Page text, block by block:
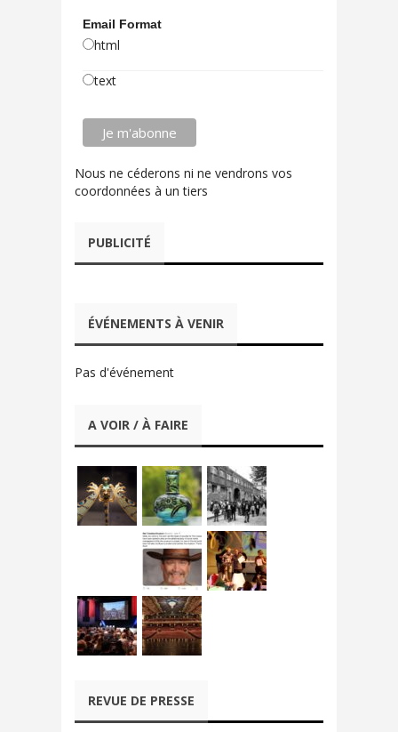
Email Format
html
text
Nous ne céderons ni ne vendrons vos
coordonnées à un tiers
PUBLICITÉ
ÉVÉNEMENTS À VENIR
Pas d'événement
A VOIR / À FAIRE
REVUE DE PRESSE